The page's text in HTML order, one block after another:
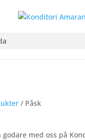
/ Påsk
godare med oss på